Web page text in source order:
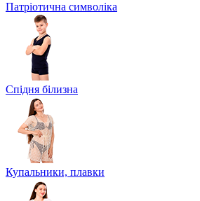
Патріотична символіка
Спідня білизна
Купальники, плавки